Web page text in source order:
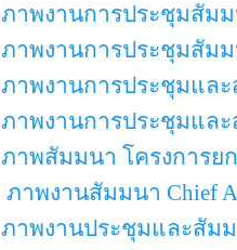
ภาพงานการประชุมสัม
ภาพงานการประชุมสัมม
ภาพงานการประชุมแล
ภาพงานการประชุมแล
ภาพสัมมนา โครงการย
ภาพงานสัมมนา Chief
ภาพงานประชุมและสัม